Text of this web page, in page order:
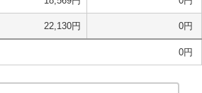
22,130円 0円
0円